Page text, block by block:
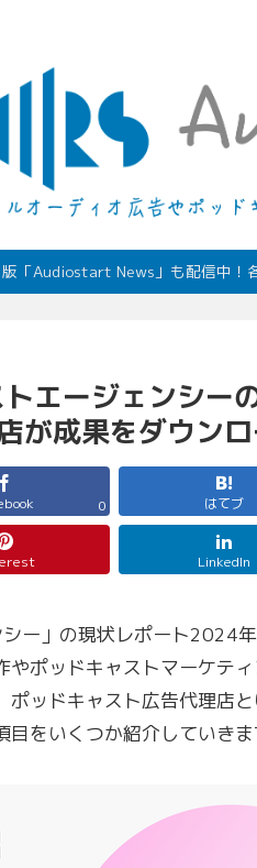
「Audiostart News」も配信中！
エージェンシー
が成果をダウン
0 はてブ
LinkedIn
ー」の現状レポート2024
ポッドキャストマーケテ
ッドキャスト広告代理店
をいくつか紹介していきま